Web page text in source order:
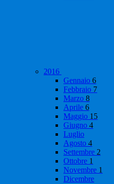
2016
Gennaio 6
Febbraio 7
Marzo 8
Aprile 6
Maggio 15
Giugno 4
Luglio
Agosto 4
Settembre 2
Ottobre 1
Novembre 1
Dicembre